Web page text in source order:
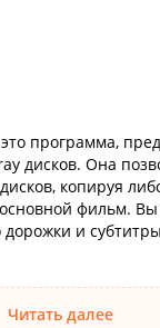
программа,
дисков. Она
копируя
фильм.
и
Читать далее